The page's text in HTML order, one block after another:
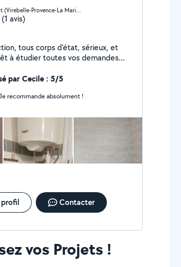
La Ciotat (Virebelle-Provence-La Marine)
(1 avis)
tous corps d'état, sérieux, et
par Cecile : 5/5
recommande absolument !
Contacter
vos Projets !